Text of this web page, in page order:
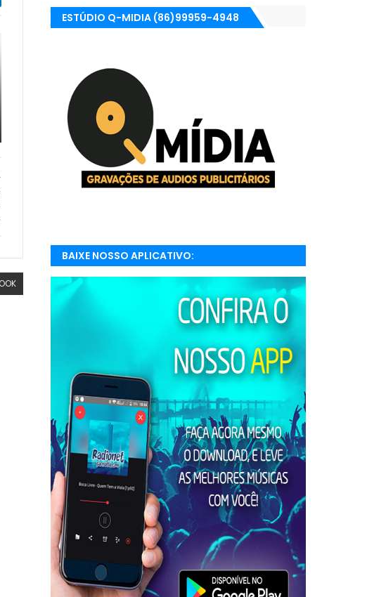
ESTÚDIO Q-MIDIA (86)99959-4948
BAIXE NOSSO APLICATIVO:
RADIONETPARNAIBA